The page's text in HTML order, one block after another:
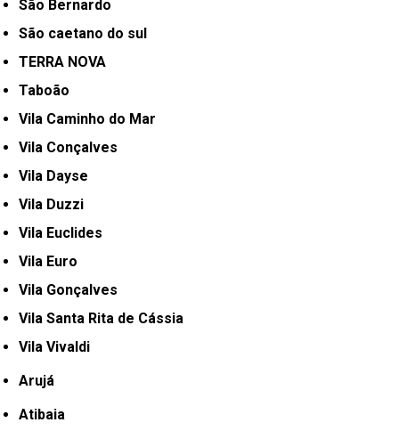
São Bernardo
São caetano do sul
TERRA NOVA
Taboão
Vila Caminho do Mar
Vila Conçalves
Vila Dayse
Vila Duzzi
Vila Euclides
Vila Euro
Vila Gonçalves
Vila Santa Rita de Cássia
Vila Vivaldi
Arujá
Atibaia